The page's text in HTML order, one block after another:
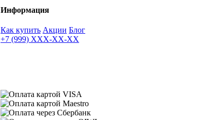
Информация
Как купить Акции Блог
+7 (999) XXX-XX-XX